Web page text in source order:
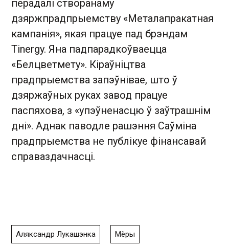
перадалі створанаму
дзяржпрадпрыемству «Металапракатная
кампанія», якая працуе пад брэндам
Tinergy. Яна падпарадкоўваецца
«Белцветмету». Кіраўніцтва
прадпрыемства запэўнівае, што ў
дзяржаўных руках завод працуе
паспяхова, з «упэўненасцю ў заўтрашнім
дні». Аднак паводле рашэння Саўміна
прадпрыемства не публікуе фінансавай
справаздачнасці.
Аляксандр Лукашэнка Мёры